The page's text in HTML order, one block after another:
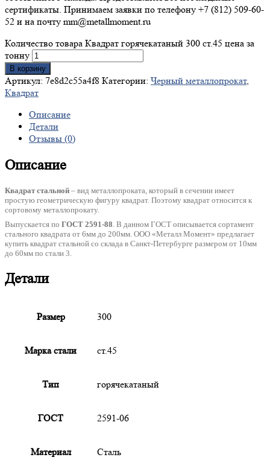
сертификаты. Принимаем заявки по телефону +7 (812) 509-60-
52 и на почту mm@metallmoment.ru
Количество товара Квадрат горячекатаный 300 ст.45 цена за
тонну
В корзину
Артикул: 7e8d2c55a4f8 Категории: Черный металлопрокат,
Квадрат
Описание
Детали
Отзывы (0)
Описание
Квадрат стальной – вид металлопроката, который в сечении имеет
простую геометрическую фигуру квадрат. Поэтому квадрат относится к
сортовому металлопрокату.
Выпускается по ГОСТ 2591-88. В данном ГОСТ описывается сортамент
стального квадрата от 6мм до 200мм. ООО «Металл Момент» предлагает
купить квадрат стальной со склада в Санкт-Петербурге размером от 10мм
до 60мм по стали 3.
Детали
Размер 300
Марка стали ст.45
Тип горячекатаный
ГОСТ 2591-06
Материал Сталь